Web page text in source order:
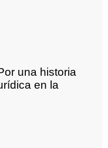
una historia
en la